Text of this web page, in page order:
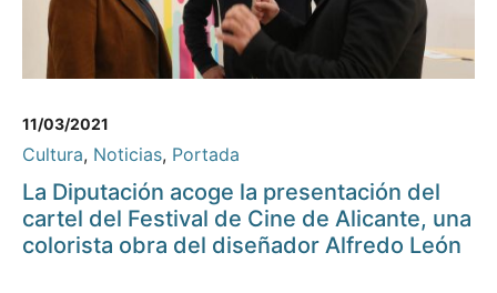
11/03/2021
Cultura, Noticias, Portada
La Diputación acoge la presentación del
cartel del Festival de Cine de Alicante, una
colorista obra del diseñador Alfredo León